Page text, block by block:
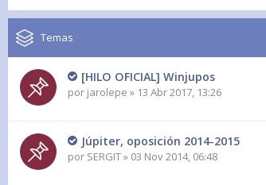
Temas
[HILO OFICIAL] Winjupos
por jarolepe » 13 Abr 2017, 13:26
Júpiter, oposición 2014-2015
por SERGIT» 03 Nov 2014, 06:48